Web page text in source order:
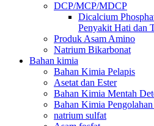
DCP/MCP/MDCP
Dicalcium
Penyakit Hati dan
Produk Asam Amino
Natrium Bikarbonat
Bahan kimia
Bahan Kimia Pelapis
Asetat dan Ester
Bahan Kimia Mentah
Bahan Kimia
natrium sulfat